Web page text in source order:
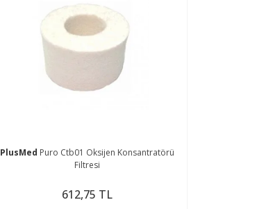
PlusMed Puro Ctb01 Oksijen Konsantratörü
Filtresi
612,75 TL